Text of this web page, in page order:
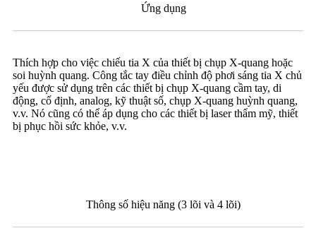
Ứng dụng
Thích hợp cho việc chiếu tia X của thiết bị chụp X-quang hoặc
soi huỳnh quang. Công tắc tay điều chỉnh độ phơi sáng tia X chủ
yếu được sử dụng trên các thiết bị chụp X-quang cầm tay, di
động, cố định, analog, kỹ thuật số, chụp X-quang huỳnh quang,
v.v. Nó cũng có thể áp dụng cho các thiết bị laser thẩm mỹ, thiết
bị phục hồi sức khỏe, v.v.
Thông số hiệu năng (3 lõi và 4 lõi)